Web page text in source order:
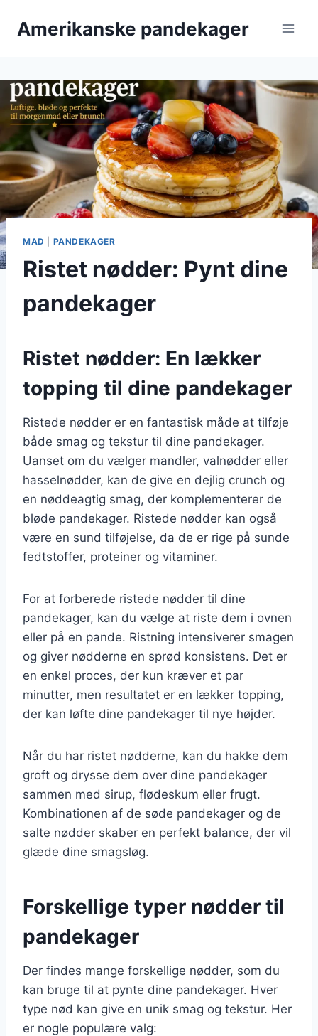
Amerikanske pandekager
MAD PANDEKAGER
Ristet nødder: Pynt dine
pandekager
Ristet nødder: En lækker
topping til dine pandekager
Ristede nødder er en fantastisk måde at tilføje
både smag og tekstur til dine pandekager.
Uanset om du vælger mandler, valnødder eller
hasselnødder, kan de give en dejlig crunch og
en nøddeagtig smag, der komplementerer de
bløde pandekager. Ristede nødder kan også
være en sund tilføjelse, da de er rige på sunde
fedtstoffer, proteiner og vitaminer.
For at forberede ristede nødder til dine
pandekager, kan du vælge at riste dem i ovnen
eller på en pande. Ristning intensiverer smagen
og giver nødderne en sprød konsistens. Det er
en enkel proces, der kun kræver et par
minutter, men resultatet er en lækker topping,
der kan løfte dine pandekager til nye højder.
Når du har ristet nødderne, kan du hakke dem
groft og drysse dem over dine pandekager
sammen med sirup, flødeskum eller frugt.
Kombinationen af de søde pandekager og de
salte nødder skaber en perfekt balance, der vil
glæde dine smagsløg.
Forskellige typer nødder til
pandekager
Der findes mange forskellige nødder, som du
kan bruge til at pynte dine pandekager. Hver
type nød kan give en unik smag og tekstur. Her
er nogle populære valg: